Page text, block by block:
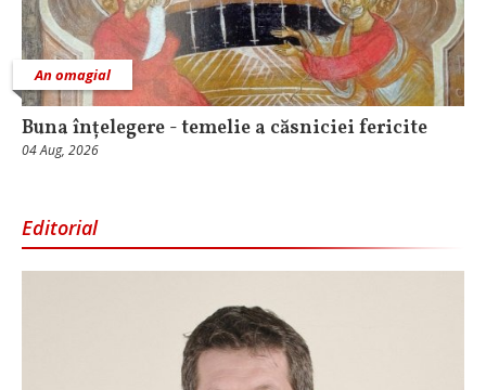
An omagial
Buna înțelegere - temelie a căsniciei fericite
04 Aug, 2026
Editorial